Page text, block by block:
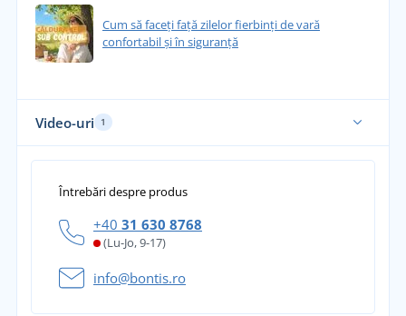
Cum să faceți față zilelor fierbinți de vară
confortabil și în siguranță
Video-uri 1
Întrebări despre produs
+40 31 630 8768
(Lu-Jo, 9-17)
info@bontis.ro